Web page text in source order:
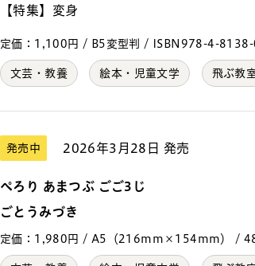
【特集】変身
定価：1,100円 / B5変型判 / ISBN978-4-8138-
文芸・教養 絵本・児童文学 飛ぶ教
発売中 2026年3月28日 発売
ぺろり あまつぶ ごご3じ
ごとうみづき
定価：1,980円 / A5（216mm×154mm） /